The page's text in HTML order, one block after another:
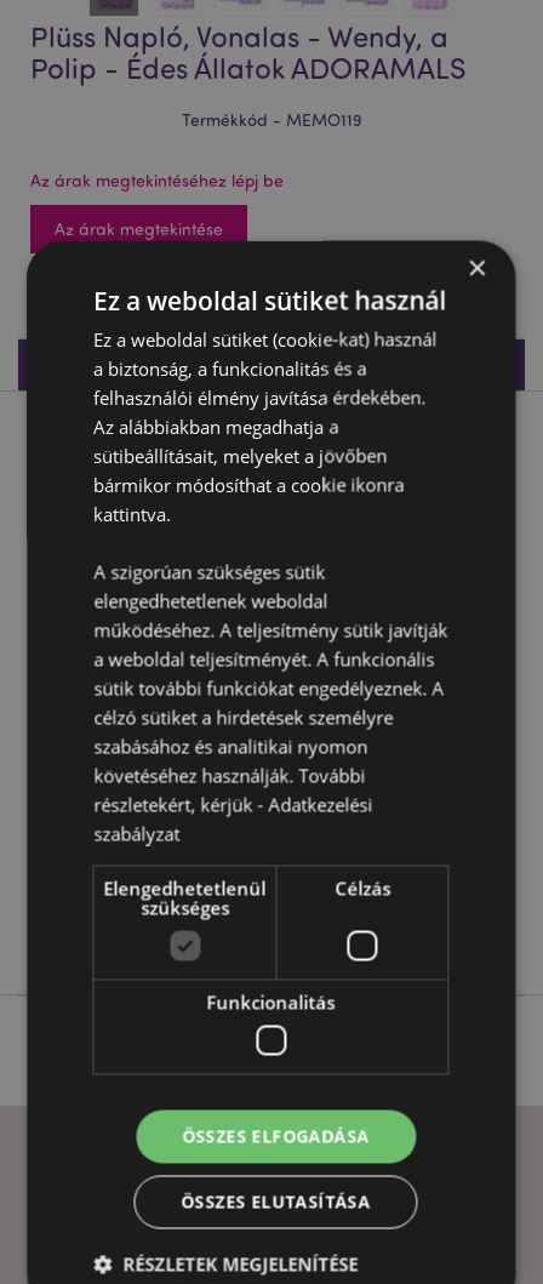
Plüss Napló, Vonalas - Wendy, a
Polip - Édes Állatok ADORAMALS
Termékkód - MEMO119
Az árak megtekintéséhez lépj be
Az árak megtekintése
Termékleírás
Termékleírás
Plüss Napló, Vonalas - Wendy, a Polip - Édes Állatok
ADORAMALS
Anyaga: Poliészter, Papír és Karton
Tipus:Vonalas
Termékjellemzők
Magasság 17cm Szélesség 16cm Vastagság 2cm
5055071794827
48
0.250000
Nem
Nem
Nem
Adoramals
HASZNOS LINKEK
Szállítási költségek
×
Ez a weboldal sütiket használ
Ez a weboldal sütiket (cookie-kat) használ
a biztonság, a funkcionalitás és a
felhasználói élmény javítása érdekében.
Az alábbiakban megadhatja a
sütibeállításait, melyeket a jövőben
bármikor módosíthat a cookie ikonra
kattintva.
A szigorúan szükséges sütik
elengedhetetlenek weboldal
működéséhez. A teljesítmény sütik javítják
a weboldal teljesítményét. A funkcionális
sütik további funkciókat engedélyeznek. A
célzó sütiket a hirdetések személyre
szabásához és analitikai nyomon
követéséhez használják. További
részletekért, kérjük -Adatkezelési
szabályzat
Elengedhetetlenül
szükséges
Célzás
Funkcionalitás
ÖSSZES ELFOGADÁSA
ÖSSZES ELUTASÍTÁSA
RÉSZLETEK MEGJELENÍTÉSE